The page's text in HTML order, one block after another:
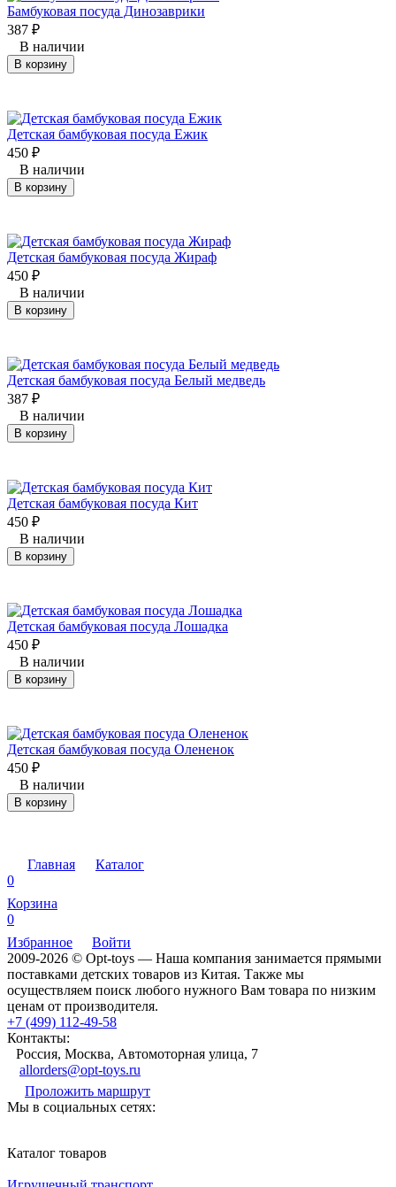
Бамбуковая посуда Динозаврики
387 ₽
В наличии
В корзину
Детская бамбуковая посуда Ежик
450 ₽
В наличии
В корзину
Детская бамбуковая посуда Жираф
450 ₽
В наличии
В корзину
​Детская бамбуковая посуда Белый медведь
387 ₽
В наличии
В корзину
Детская бамбуковая посуда Кит
450 ₽
В наличии
В корзину
Детская бамбуковая посуда Лошадка
450 ₽
В наличии
В корзину
Детская бамбуковая посуда Олененок
450 ₽
В наличии
В корзину
Главная
Каталог
0
Корзина
0
Избранное
Войти
2009-2026 © Opt-toys — Наша компания занимается прямыми
поставками детских товаров из Китая. Также мы
осуществляем поиск любого нужного Вам товара по низким
ценам от производителя.
+7 (499) 112-49-58
Контакты:
Россия, Москва, Автомоторная улица, 7
allorders@opt-toys.ru
Проложить маршрут
Мы в социальных сетях:
Каталог товаров